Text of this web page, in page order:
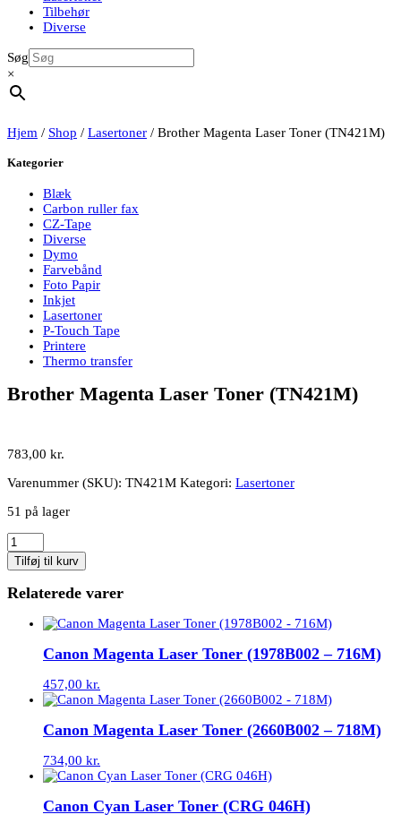
Tilbehør
Diverse
Søg
×
Hjem / Shop / Lasertoner / Brother Magenta Laser Toner (TN421M)
Kategorier
Blæk
Carbon ruller fax
CZ-Tape
Diverse
Dymo
Farvebånd
Foto Papir
Inkjet
Lasertoner
P-Touch Tape
Printere
Thermo transfer
Brother Magenta Laser Toner (TN421M)
783,00 kr.
Varenummer (SKU): TN421M Kategori: Lasertoner
51 på lager
Brother
Magenta
Laser
Toner
(TN421M)
Tilføj til kurv
Relaterede varer
Canon Magenta Laser Toner (1978B002 – 716M)
457,00 kr.
Canon Magenta Laser Toner (2660B002 – 718M)
734,00 kr.
Canon Cyan Laser Toner (CRG 046H)